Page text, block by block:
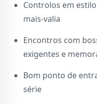
Controlos em
mais-valia
Encontros com
exigentes e
Bom ponto de
série